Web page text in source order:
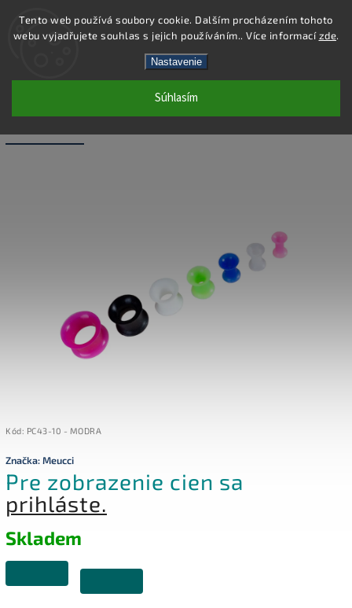
Tento web používá soubory cookie. Dalším procházením tohoto
webu vyjadřujete souhlas s jejich používáním.. Více informacízde.
Nastavenie
Súhlasím
Hľadať
PC43-10 - PIERCING TUNEL - MODRÁ -
Kód: PC43-10 - MODRA
Značka:Meucci
Pre zobrazenie cien sa
prihláste.
Skladem